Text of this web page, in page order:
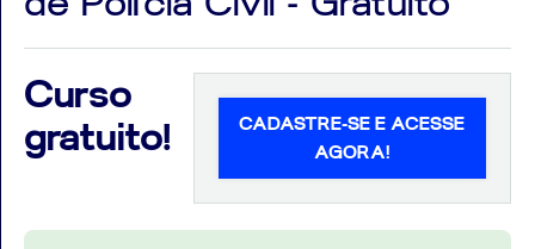
Aprovados
Aulas
Curso
gratuito!
CADASTRE-SE E ACESSE
AGORA!